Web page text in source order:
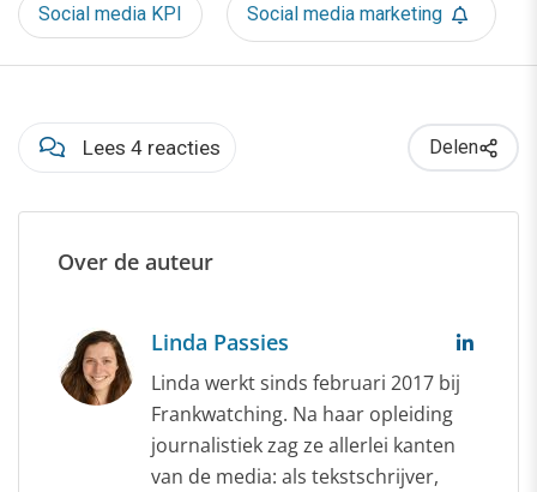
Social media KPI Social media marketing
Lees 4 reacties Delen
Over de auteur
Linda Passies
Linda werkt sinds februari 2017 bij
Frankwatching. Na haar opleiding
journalistiek zag ze allerlei kanten
van de media: als tekstschrijver,